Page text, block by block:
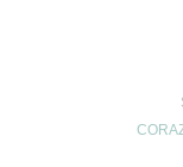
Calle Daoiz